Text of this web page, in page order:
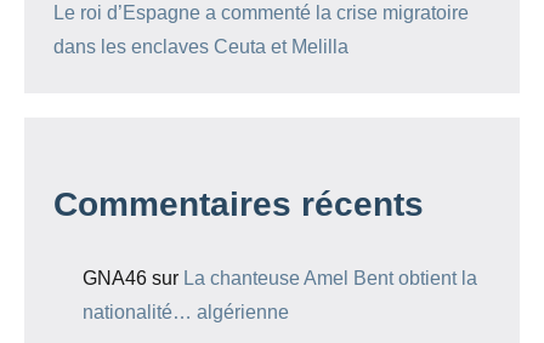
Le roi d’Espagne a commenté la crise migratoire
dans les enclaves Ceuta et Melilla
Commentaires récents
GNA46 sur La chanteuse Amel Bent obtient la
nationalité… algérienne